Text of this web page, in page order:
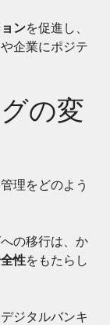
ンを促進し、
企業にポジテ
の変
理をどのよう
の移行は、か
性をもたらし
ジタルバンキ